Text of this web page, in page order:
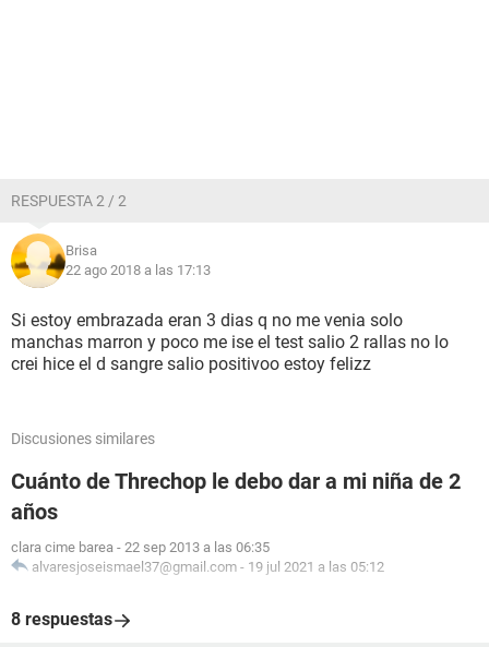
RESPUESTA 2 / 2
Brisa
22 ago 2018 a las 17:13
Si estoy embrazada eran 3 dias q no me venia solo
manchas marron y poco me ise el test salio 2 rallas no lo
crei hice el d sangre salio positivoo estoy felizz
Discusiones similares
Cuánto de Threchop le debo dar a mi niña de 2
años
clara cime barea - 22 sep 2013 a las 06:35
alvaresjoseismael37@gmail.com - 19 jul 2021 a las 05:12
8 respuestas